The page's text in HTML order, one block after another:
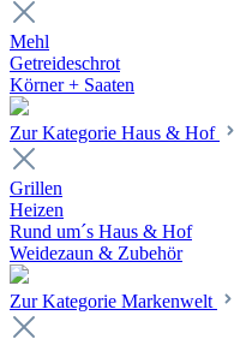
Mehl
Getreideschrot
Körner + Saaten
Zur Kategorie Haus & Hof
Grillen
Heizen
Rund um´s Haus & Hof
Weidezaun & Zubehör
Zur Kategorie Markenwelt